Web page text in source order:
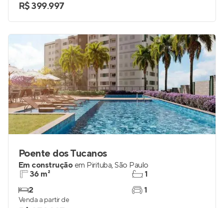
R$ 399.997
Poente dos Tucanos
Em construção em Pirituba,São Paulo
36 m²
2
1
1
Venda a partir de